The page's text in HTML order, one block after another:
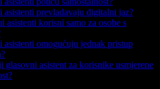
asistenti prevladavaju digitalni jaz?
asistenti korisni samo za osobe s
asistenti omogućuju jednak pristup
asistent za korisnike usmjerene